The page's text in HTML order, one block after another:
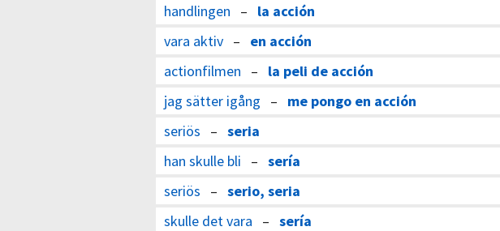
handlingen – la acción
vara aktiv – en acción
actionfilmen – la peli de acción
jag sätter igång – me pongo en acción
seriös – seria
han skulle bli – sería
seriös – serio, seria
skulle det vara – sería